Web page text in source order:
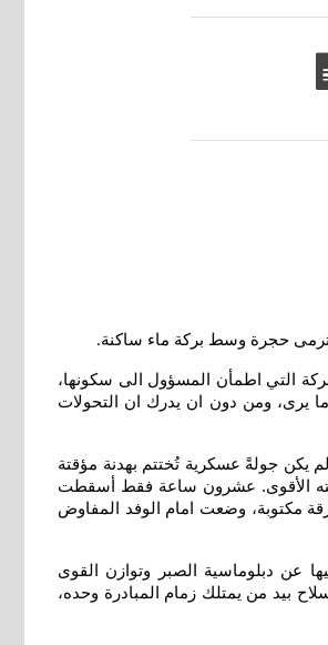
ترمى حجرة وسط بركة ماء ساكنة.
التي اطمأن المسؤول الى سكونها،
ما يرى، ومن دون ان يدرك ان التحولات
يكن جولةً عسكرية تُختتم بهدنة مؤقتة
الأقوى. عشرون ساعة فقط أسقطت
مكتوبة، وضعت امام الوفد المفاوض
عن دبلوماسية الصبر وتوازن القوى
بيد من يمتلك زمام المبادرة وحده،